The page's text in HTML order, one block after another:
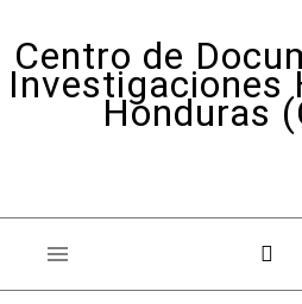
Centro de
Investigaciones
Honduras